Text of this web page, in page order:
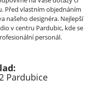
Před vlastním objednáním
našeho designéra. Nejlepší
v centru Pardubic, kde se
personál.
Pardubice